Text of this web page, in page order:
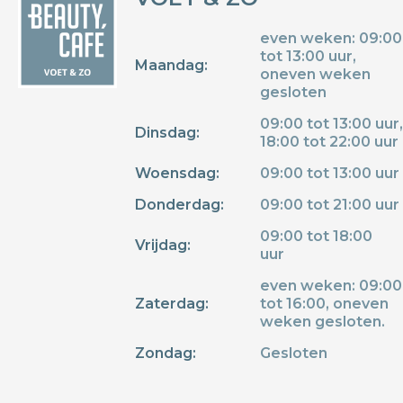
Maandag:
even weken: 09:00
tot 13:00 uur,
oneven weken
gesloten
Dinsdag:
09:00 tot 13:00 uur,
18:00 tot 22:00 uur
Woensdag:
09:00 tot 13:00 uur
Donderdag:
09:00 tot 21:00 uur
Vrijdag:
09:00 tot 18:00
uur
Zaterdag:
even weken: 09:00
tot 16:00, oneven
weken gesloten.
Zondag:
Gesloten